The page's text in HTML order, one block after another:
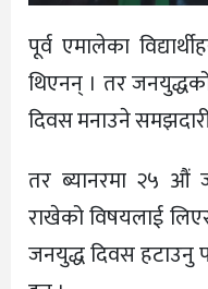
पूर्व एमालेका
थिएनन् । तर
दिवस मनाउने
तर ब्यानरमा २५ औं
राखेको विषयलाई
जनयुद्ध दिवस हटाउनु